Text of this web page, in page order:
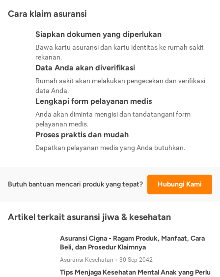
Cara klaim asuransi
Siapkan dokumen yang diperlukan
Bawa kartu asuransi dan kartu identitas ke rumah sakit
rekanan.
Data Anda akan diverifikasi
Rumah sakit akan melakukan pengecekan dan verifikasi
data Anda.
Lengkapi form pelayanan medis
Anda akan diminta mengisi dan tandatangani form
pelayanan medis.
Proses praktis dan mudah
Dapatkan pelayanan medis yang Anda butuhkan.
Butuh bantuan mencari produk yang tepat? Hubungi Kami
Artikel terkait asuransi jiwa & kesehatan
Asuransi Cigna - Ragam Produk, Manfaat, Cara
Beli, dan Prosedur Klaimnya
Asuransi Kesehatan 30 Sep 2042
Tips Menjaga Kesehatan Mental Anak yang Perlu